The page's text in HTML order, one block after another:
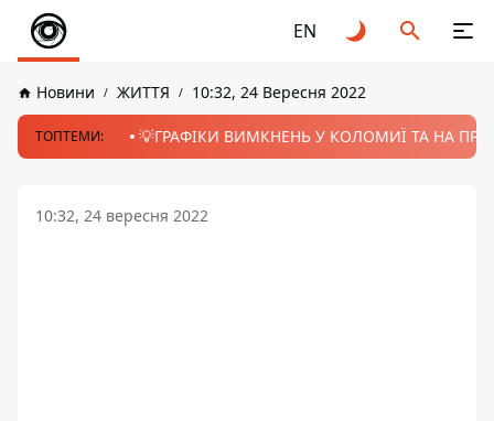
EN
Новини ЖИТТЯ 10:32, 24 Вересня 2022
ТОПТЕМИ: 💡ГРАФІКИ ВИМКНЕНЬ У КОЛОМИЇ ТА НА
10:32, 24 вересня 2022